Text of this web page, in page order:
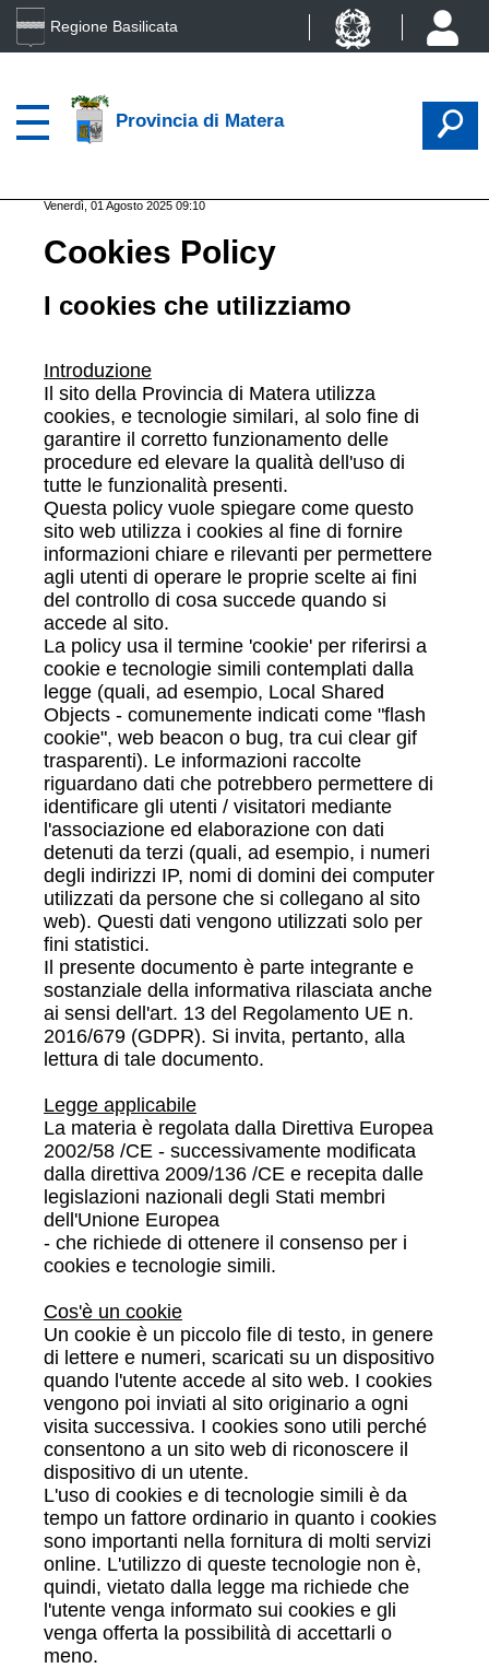
Regione Basilicata
Provincia di Matera
Venerdì, 01 Agosto 2025 09:10
Cookies Policy
I cookies che utilizziamo
Introduzione
Il sito della Provincia di Matera utilizza
cookies, e tecnologie similari, al solo fine di
garantire il corretto funzionamento delle
procedure ed elevare la qualità dell'uso di
tutte le funzionalità presenti.
Questa policy vuole spiegare come questo
sito web utilizza i cookies al fine di fornire
informazioni chiare e rilevanti per permettere
agli utenti di operare le proprie scelte ai fini
del controllo di cosa succede quando si
accede al sito.
La policy usa il termine 'cookie' per riferirsi a
cookie e tecnologie simili contemplati dalla
legge (quali, ad esempio, Local Shared
Objects - comunemente indicati come "flash
cookie", web beacon o bug, tra cui clear gif
trasparenti). Le informazioni raccolte
riguardano dati che potrebbero permettere di
identificare gli utenti / visitatori mediante
l'associazione ed elaborazione con dati
detenuti da terzi (quali, ad esempio, i numeri
degli indirizzi IP, nomi di domini dei computer
utilizzati da persone che si collegano al sito
web). Questi dati vengono utilizzati solo per
fini statistici.
Il presente documento è parte integrante e
sostanziale della informativa rilasciata anche
ai sensi dell'art. 13 del Regolamento UE n.
2016/679 (GDPR). Si invita, pertanto, alla
lettura di tale documento.
Legge applicabile
La materia è regolata dalla Direttiva Europea
2002/58 /CE - successivamente modificata
dalla direttiva 2009/136 /CE e recepita dalle
legislazioni nazionali degli Stati membri
dell'Unione Europea
- che richiede di ottenere il consenso per i
cookies e tecnologie simili.
Cos'è un cookie
Un cookie è un piccolo file di testo, in genere
di lettere e numeri, scaricati su un dispositivo
quando l'utente accede al sito web. I cookies
vengono poi inviati al sito originario a ogni
visita successiva. I cookies sono utili perché
consentono a un sito web di riconoscere il
dispositivo di un utente.
L'uso di cookies e di tecnologie simili è da
tempo un fattore ordinario in quanto i cookies
sono importanti nella fornitura di molti servizi
online. L'utilizzo di queste tecnologie non è,
quindi, vietato dalla legge ma richiede che
l'utente venga informato sui cookies e gli
venga offerta la possibilità di accettarli o
meno.